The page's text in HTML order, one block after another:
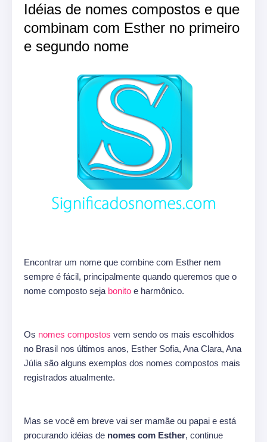
Idéias de nomes compostos e que
combinam com Esther no primeiro
e segundo nome
Encontrar um nome que combine com Esther nem
sempre é fácil, principalmente quando queremos que o
nome composto seja bonito e harmônico.
Os nomes compostos vem sendo os mais escolhidos
no Brasil nos últimos anos, Esther Sofia, Ana Clara, Ana
Júlia são alguns exemplos dos nomes compostos mais
registrados atualmente.
Mas se você em breve vai ser mamãe ou papai e está
procurando idéias de nomes com Esther, continue